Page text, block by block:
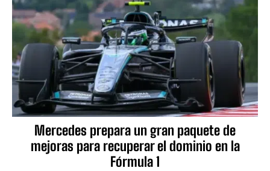
Mercedes prepara un gran paquete de
mejoras para recuperar el dominio en la
Fórmula 1